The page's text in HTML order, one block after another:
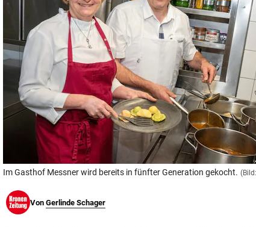
Im Gasthof Messner wird bereits in fünfter Generation gekocht.
Von Gerlinde Schager